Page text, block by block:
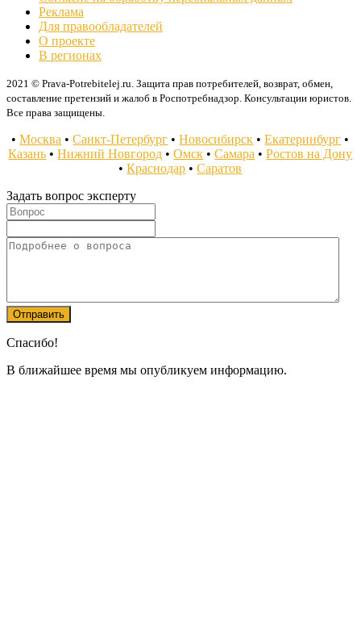
Реклама
Для правообладателей
О проекте
В регионах
2021 © Prava-Potrebitelej.ru. Защита прав потребителей, возврат, обмен,
составление претензий и жалоб в Роспотребнадзор. Консультации юристов.
Все права защищены.
•Москва •Санкт-Петербург •Новосибирск •Екатеринбург •
Казань •Нижний Новгород •Омск •Самара •Ростов на Дону
•Краснодар •Саратов
Задать вопрос эксперту
Спасибо!
В ближайшее время мы опубликуем информацию.